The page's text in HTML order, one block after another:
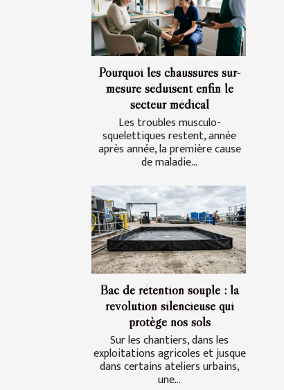
Pourquoi les chaussures sur-
mesure séduisent enfin le
secteur médical
Les troubles musculo-
squelettiques restent, année
après année, la première cause
de maladie...
Bac de rétention souple : la
révolution silencieuse qui
protège nos sols
Sur les chantiers, dans les
exploitations agricoles et jusque
dans certains ateliers urbains,
une...